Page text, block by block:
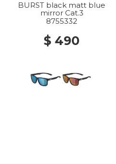
BURST black matt blue
mirror Cat.3
8755332
$ 490